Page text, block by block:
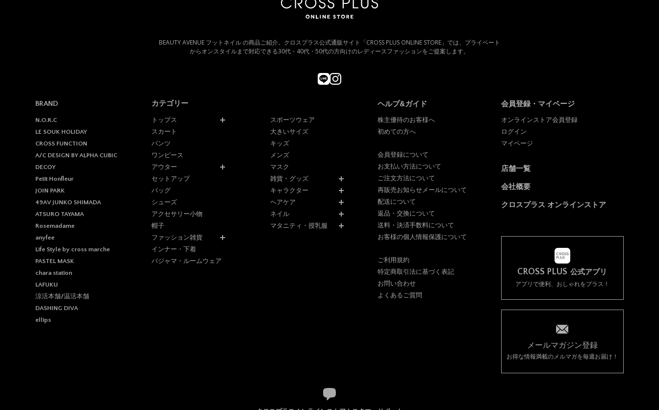
BEAUTY AVENUE フットネイル の商品ご紹介。クロスプラス公式通販サイト「CROSS PLUS ONLINE STORE」では、プライベート
からオンスタイルまで対応できる30代・40代・50代の方向けのレディースファッションをご提案します。
BRAND
N.O.R.C
LE SOUK HOLIDAY
CROSS FUNCTION
A/C DESIGN BY ALPHA CUBIC
DECOY
Petit Honfleur
JOIN PARK
49AV JUNKO SHIMADA
ATSURO TAYAMA
Rosemadame
anyfee
Life Style by cross marche
PASTEL MASK
chara station
LAFUKU
涼活本舗/温活本舗
DASHING DIVA
ellips
カテゴリー
トップス
スカート
パンツ
ワンピース
アウター
セットアップ
バッグ
シューズ
アクセサリー小物
帽子
ファッション雑貨
インナー・下着
パジャマ・ルームウェア
スポーツウェア
大きいサイズ
キッズ
メンズ
マスク
雑貨・グッズ
キャラクター
ヘアケア
ネイル
マタニティ・授乳服
ヘルプ&ガイド
株主優待のお客様へ
初めての方へ
会員登録について
お支払い方法について
ご注文方法について
再販売お知らせメールについて
配送について
返品・交換について
送料・決済手数料について
お客様の個人情報保護について
ご利用規約
特定商取引法に基づく表記
お問い合わせ
よくあるご質問
会員登録・マイページ
オンラインストア会員登録
ログイン
マイページ
店舗一覧
会社概要
クロスプラス オンラインストア
CROSS PLUS 公式アプリ
アプリで便利、おしゃれをプラス！
メールマガジン登録
お得な情報満載のメルマガを毎週お届け！